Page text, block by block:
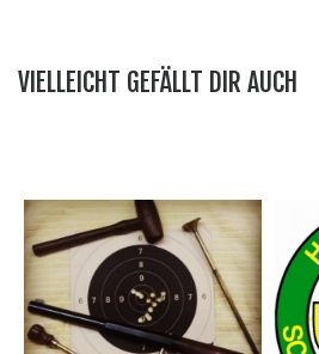
VIELLEICHT GEFÄLLT DIR AUCH